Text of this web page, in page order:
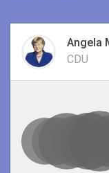
Angela
CDU